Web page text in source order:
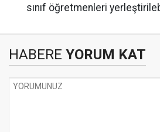
sınıf öğretmenleri
HABERE YORUM KAT